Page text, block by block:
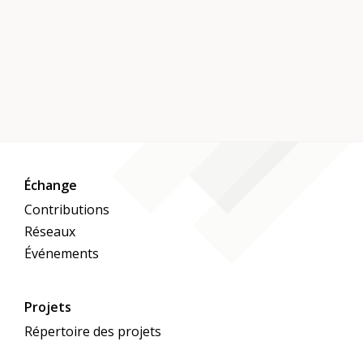
Échange
Contributions
Réseaux
Événements
Projets
Répertoire des projets